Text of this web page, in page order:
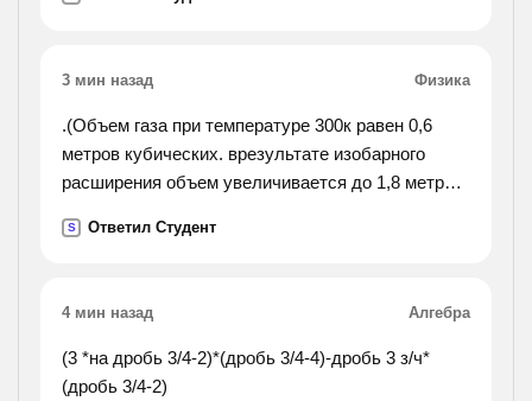
доминантный признак, а левша рецессивный
3 мин назад Физика
.(Объем газа при температуре 300к равен 0,6
метров кубических. врезультате изобарного
расширения объем увеличивается до 1,8 метров
S Ответил Студент
4 мин назад Алгебра
(3 *на дробь 3/4-2)*(дробь 3/4-4)-дробь 3 з/ч*
(дробь 3/4-2)